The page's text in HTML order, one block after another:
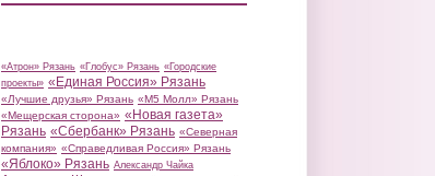
«Атрон» Рязань «Глобус» Рязань «Городские
проекты» «Единая Россия» Рязань
«Лучшие друзья» Рязань «М5 Молл» Рязань
«Мещерская сторона» «Новая газета»
Рязань «Сбербанк» Рязань «Северная
компания» «Справедливая Россия» Рязань
«Яблоко» Рязань Александр Чайка